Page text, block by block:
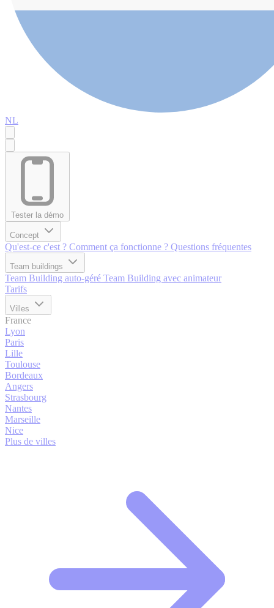
NL
Tester la démo
Concept
Qu'est-ce c'est ? Comment ça fonctionne ? Questions fréquentes
Team buildings
Team Building auto-géré Team Building avec animateur
Tarifs
Villes
France
Lyon
Paris
Lille
Toulouse
Bordeaux
Angers
Strasbourg
Nantes
Marseille
Nice
Plus de villes